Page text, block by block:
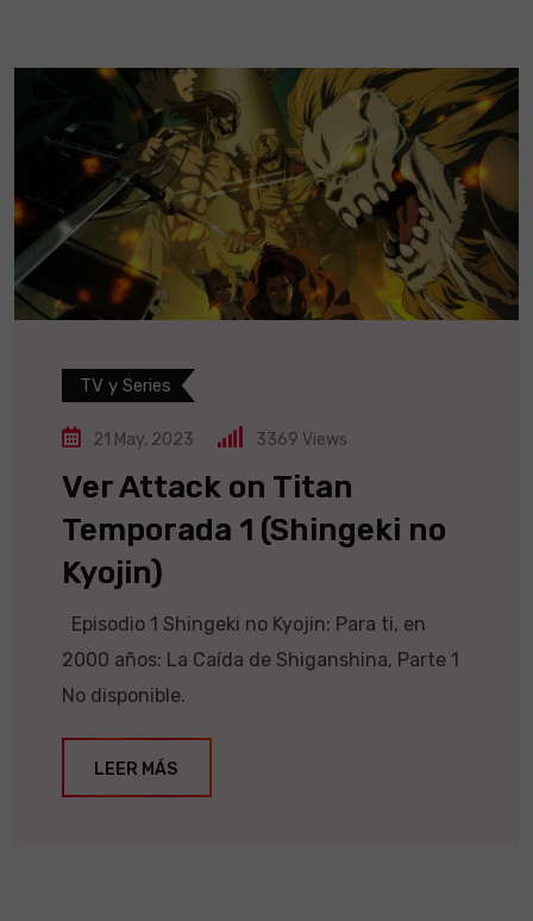
TV y Series
21 May, 2023 3369 Views
Ver Attack on Titan
Temporada 1 (Shingeki no
Kyojin)
Episodio 1 Shingeki no Kyojin: Para ti, en
2000 años: La Caída de Shiganshina, Parte 1
No disponible.
LEER MÁS